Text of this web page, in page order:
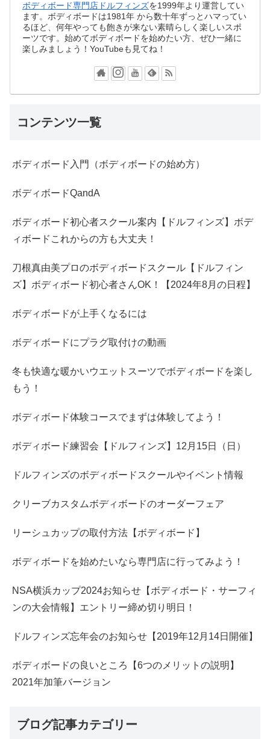
ボディボード専門店ドルフィンズを1999年より運営してい
ます。ボディボードは1981年 から数十年ずっとハマってい
るほど、何年やっても飽きが来ない素晴らしく楽しいスポ
ーツです。始めてボディボードを始めたい方、ぜひ一緒に
楽しみましょう！YouTubeも見てね！
コンテンツ一覧
ボディボード入門（ボディボードの始め方）
ボディボードQandA
ボディボード初心者スクール案内【ドルフィンズ】ボデ
ィボードこれからの方も大丈夫！
刀根真由美プロのボディボードスクール【ドルフィン
ズ】ボディボード初心者さんOK！【2024年8月の日程】
ボディボードが上手くなるには
ボディボードにプラグ取付けの動画
冬も快適な暖かいウエットスーツでボディボードを楽し
もう！
ボディボード体験コースでまずは体験してよう！
ボディボード練習会【ドルフィンズ】12月15日（日）
ドルフィンズのボディボードスクールやイベント情報
クリーブカスタムボディボードのオーダーフェア
リーシュカップの取付方法【ボディボード】
ボディボードを始めたいなら専門店に行ってみよう！
NSA横浜カップ2024お知らせ【ボディボード・サーフィ
ンの大会情報】エントリー締め切り明日！
ドルフィンズ忘年会のお知らせ【2019年12月14日開催】
ボディボードの良いところ【6つのメリットの説明】
2021年加筆バージョン
ブログ記事カテゴリー